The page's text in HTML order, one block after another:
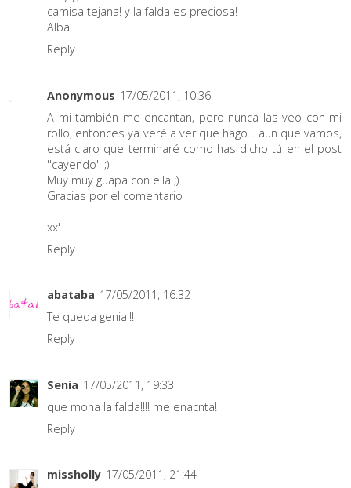
camisa tejana! y la falda es preciosa!
Alba
Reply
Anonymous 17/05/2011, 10:36
A mi también me encantan, pero nunca las veo con mi
rollo, entonces ya veré a ver que hago... aun que vamos,
está claro que terminaré como has dicho tú en el post
''cayendo'' ;)
Muy muy guapa con ella ;)
Gracias por el comentario
xx'
Reply
abataba 17/05/2011, 16:32
Te queda genial!!
Reply
Senia 17/05/2011, 19:33
que mona la falda!!!! me enacnta!
Reply
missholly 17/05/2011, 21:44